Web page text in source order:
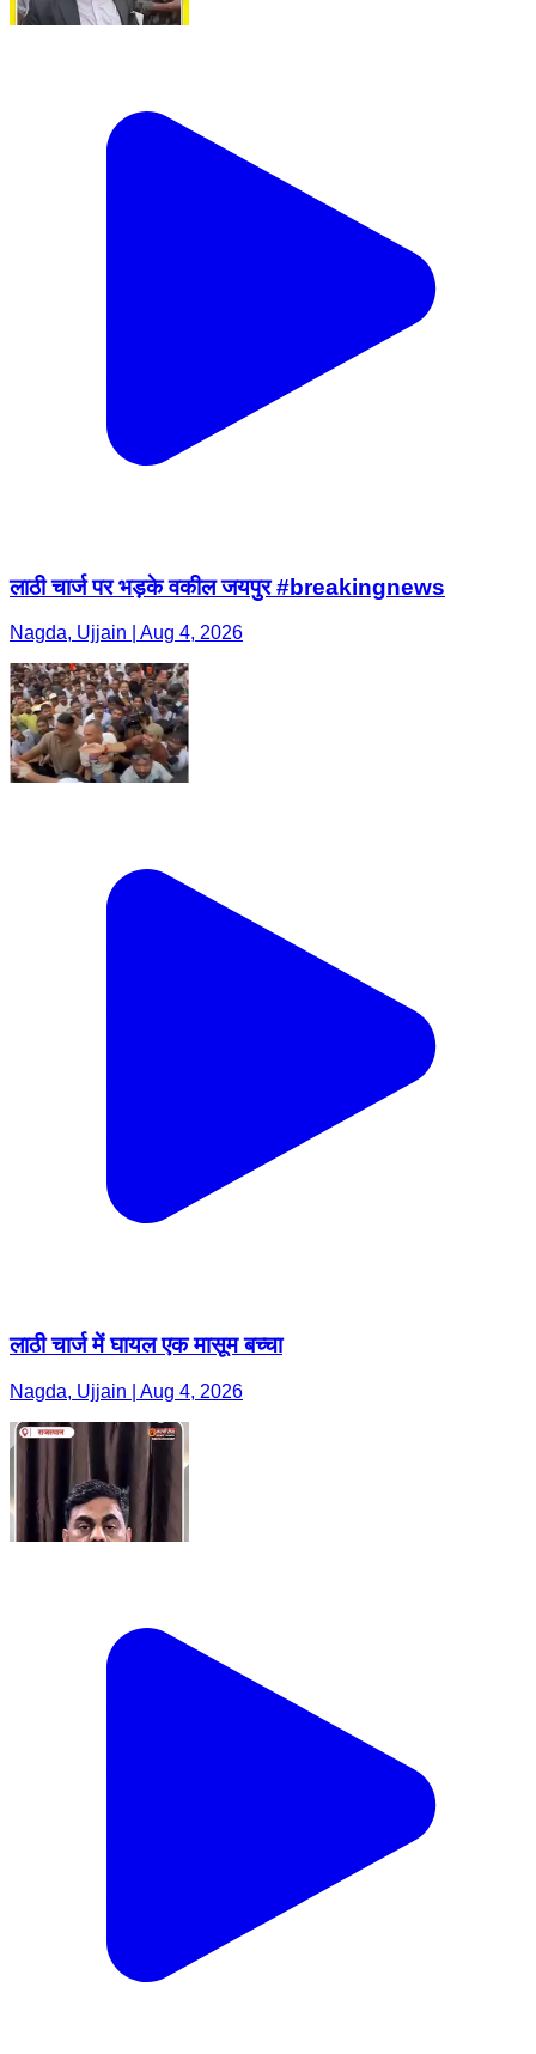
लाठी चार्ज पर भड़के वकील जयपुर #breakingnews
Nagda, Ujjain | Aug 4, 2026
लाठी चार्ज में घायल एक मासूम बच्चा
Nagda, Ujjain | Aug 4, 2026